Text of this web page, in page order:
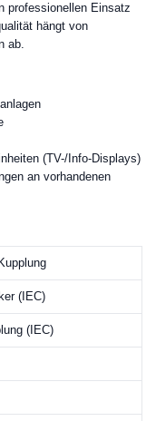
professionellen Einsatz
hängt von
ab.
(TV-/Info-Displays)
an vorhandenen
(IEC)
(IEC)